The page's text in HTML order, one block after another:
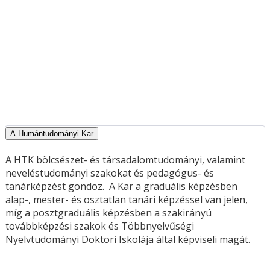
A Humántudományi Kar
A HTK bölcsészet- és társadalomtudományi, valamint
neveléstudományi szakokat és pedagógus- és
tanárképzést gondoz. A Kar a graduális képzésben
alap-, mester- és osztatlan tanári képzéssel van jelen,
míg a posztgraduális képzésben a szakirányú
továbbképzési szakok és Többnyelvűségi
Nyelvtudományi Doktori Iskolája által képviseli magát.